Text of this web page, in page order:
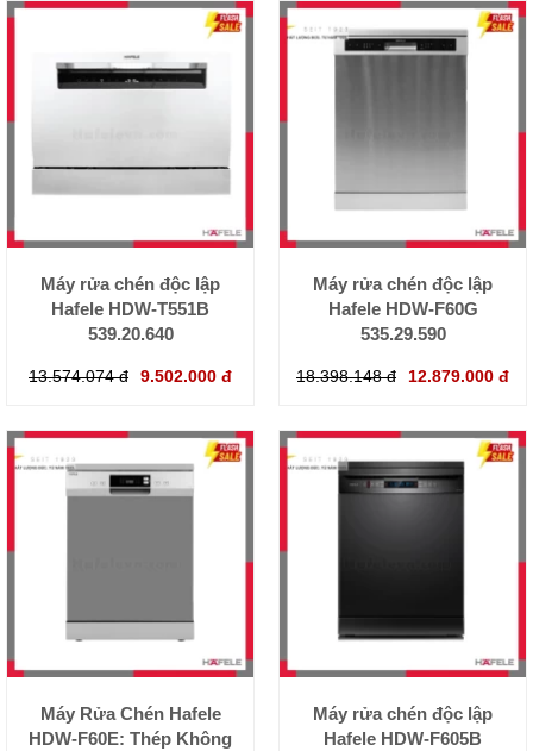
Máy rửa chén độc lập
Hafele HDW-T551B
539.20.640
13.574.074 đ 9.502.000 đ
Máy rửa chén độc lập
Hafele HDW-F60G
535.29.590
18.398.148 đ 12.879.000 đ
Máy Rửa Chén Hafele
HDW-F60E: Thép Không
Máy rửa chén độc lập
Hafele HDW-F605B